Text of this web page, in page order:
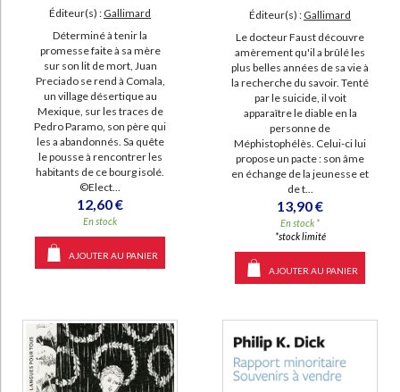
Éditeur(s) : Gallimard
Déterminé à tenir la
promesse faite à sa mère
sur son lit de mort, Juan
Preciado se rend à Comala,
un village désertique au
Mexique, sur les traces de
Pedro Paramo, son père qui
les a abandonnés. Sa quête
le pousse à rencontrer les
habitants de ce bourg isolé.
©Elect...
12,60 €
En stock
AJOUTER AU PANIER
Éditeur(s) : Gallimard
Le docteur Faust découvre
amèrement qu'il a brûlé les
plus belles années de sa vie à
la recherche du savoir. Tenté
par le suicide, il voit
apparaître le diable en la
personne de
Méphistophélès. Celui-ci lui
propose un pacte : son âme
en échange de la jeunesse et
de t...
13,90 €
En stock *
*stock limité
AJOUTER AU PANIER